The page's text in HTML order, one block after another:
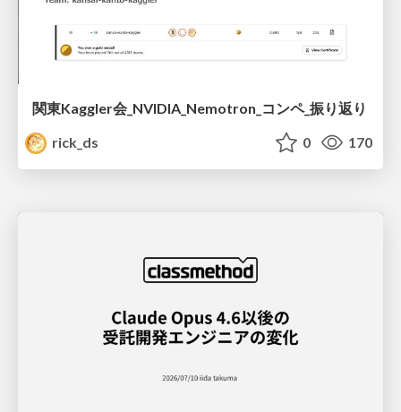
関東Kaggler会_NVIDIA_Nemotron_コンペ_振り返り
rick_ds
0 170